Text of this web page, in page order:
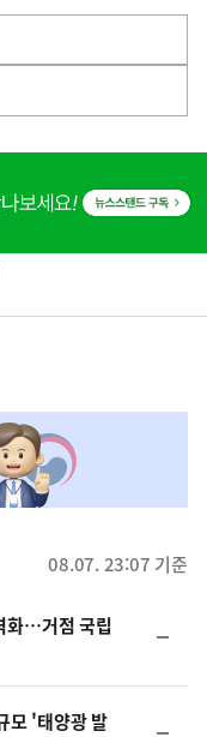
08.07. 23:07 기준
화…거점 국립
일
모 '태양광 발